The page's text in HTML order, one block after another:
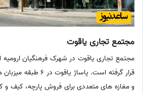
مجتمع تجاری یاقوت
مجتمع تجاری یاقوت در شهرک فرهنگیان ارومیه
قرار گرفته است. پاساژ
و مغازه های متعددی برای فروش پارچه، کیف و